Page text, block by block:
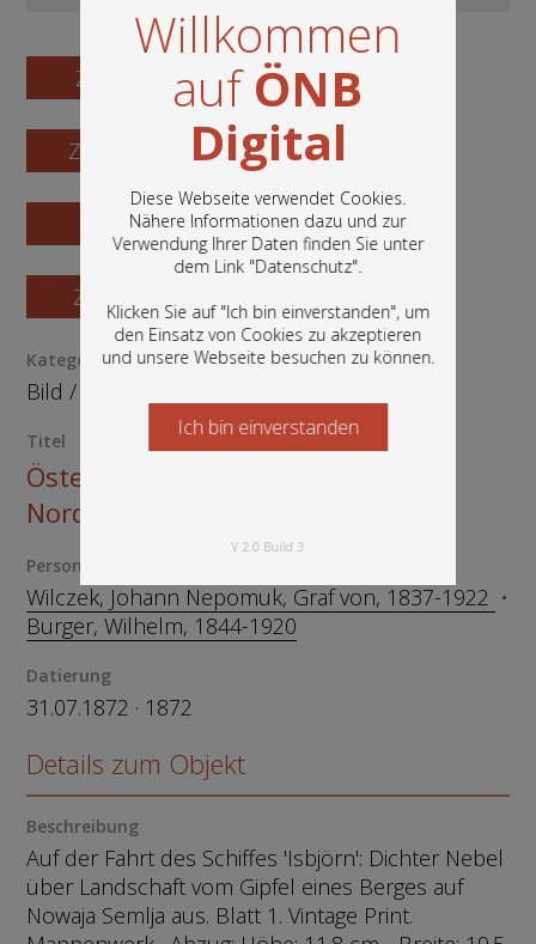
Willkommen
aufÖNB
Digital
Diese Webseite verwendet Cookies.
Nähere Informationen dazu und zur
Verwendung Ihrer Daten finden Sie unter
dem Link "Datenschutz".
Klicken Sie auf "Ich bin einverstanden", um
den Einsatz von Cookies zu akzeptieren
und unsere Webseite besuchen zu können.
In diesem Portal finden Sie die digitalen
Bestände der Österreichischen
Nationalbibliothek: Bücher, Fotografien,
Grafiken und vieles mehr.
Ich bin einverstanden
Starten Sie jetzt
V 2.0 Build 3
Zum Digitalisat
Zum Katalogisat
Zur Vorschau
Zur Bestellung
Kategorie / Medientyp
Bild/
Titel
Österreichisch- Ungarische
Nordpolexpedition 1872
Person
Wilczek, Johann Nepomuk, Graf von, 1837-1922
Burger, Wilhelm, 1844-1920
Datierung
31.07.1872 · 1872
Details zum Objekt
Beschreibung
Auf der Fahrt des Schiffes 'Isbjörn': Dichter Nebel
über Landschaft vom Gipfel eines Berges auf
Nowaja Semlja aus. Blatt 1. Vintage Print.